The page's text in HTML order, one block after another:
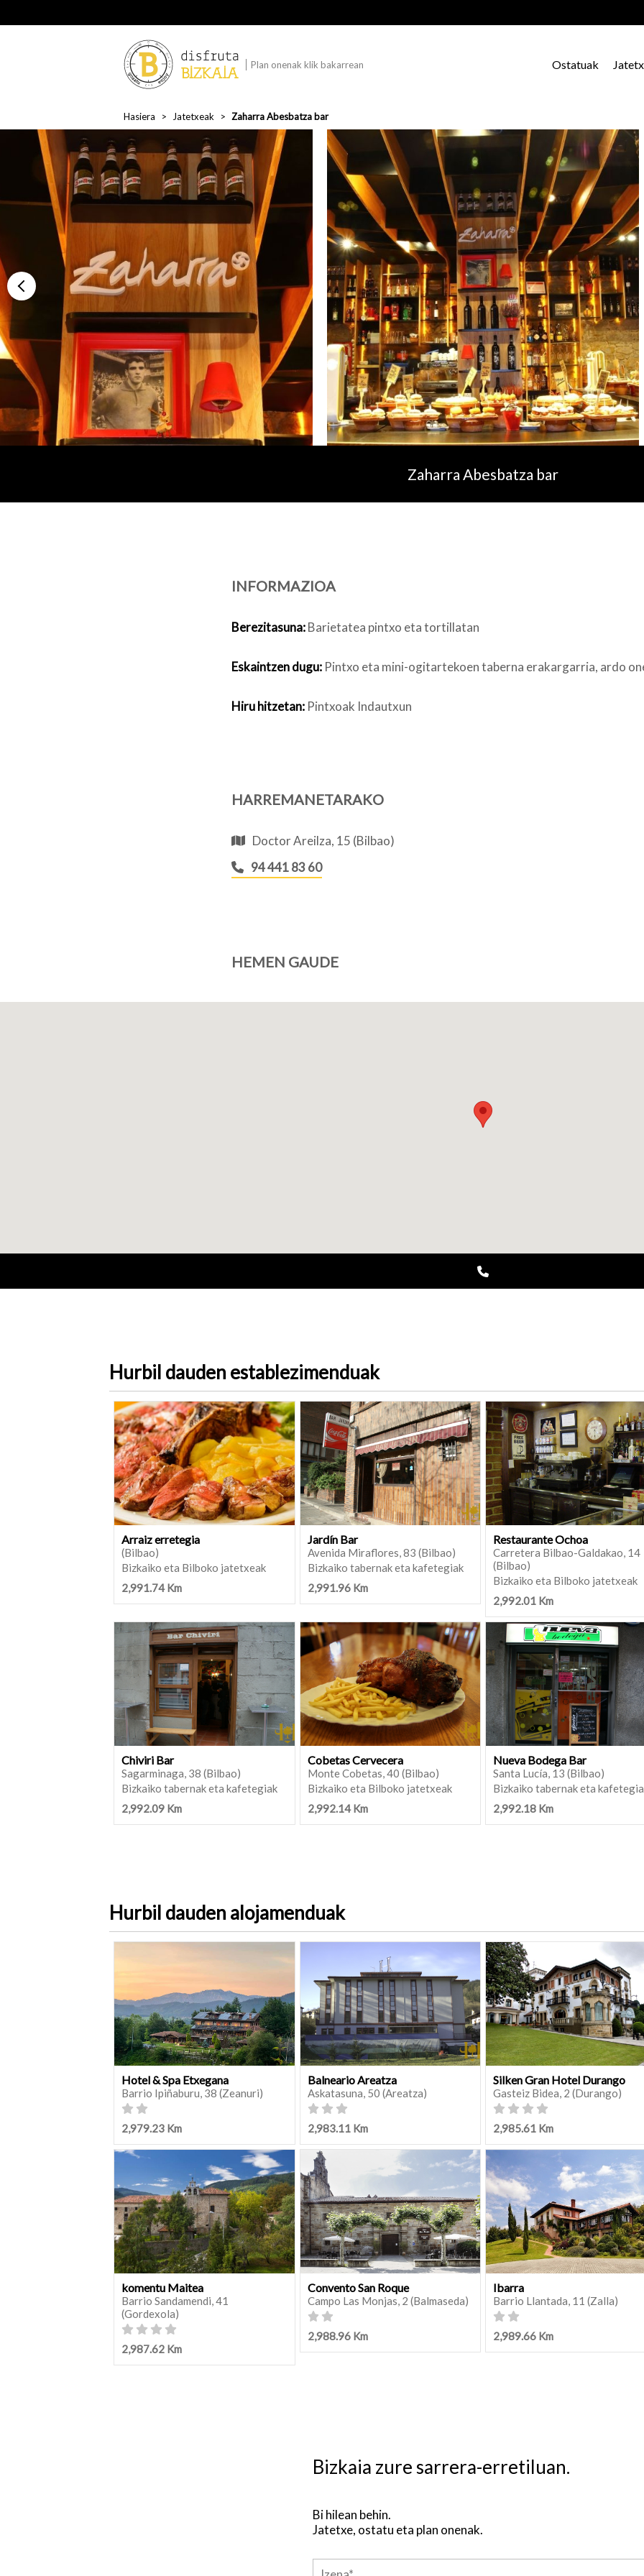
Plan onenak klik bakarrean Ostatuak
Hasiera Jatetxeak Zaharra Abesbatza bar
Zaharra Abesbatza bar
INFORMAZIOA
Berezitasuna:Barietatea pintxo eta tortillatan
Eskaintzen dugu: Pintxo eta mini-ogitartekoen taberna erakargarria, ardo
Hiru hitzetan: Pintxoak Indautxun
HARREMANETARAKO
Doctor Areilza, 15 (Bilbao)
94 441 83 60
HEMEN GAUDE
Hurbil dauden establezimenduak
Arraiz erretegia
(Bilbao)
Bizkaiko eta Bilboko jatetxeak
2,991.74 Km
Jardín Bar
Avenida Miraflores, 83 (Bilbao)
Bizkaiko tabernak eta kafetegiak
2,991.96 Km
Restaurante Ochoa
Carretera Bilbao-Galdakao, 14
(Bilbao)
Bizkaiko eta Bilboko jatetxeak
2,992.01 Km
Chiviri Bar
Sagarminaga, 38 (Bilbao)
Bizkaiko tabernak eta kafetegiak
2,992.09 Km
Cobetas Cervecera
Monte Cobetas, 40 (Bilbao)
Bizkaiko eta Bilboko jatetxeak
2,992.14 Km
Nueva Bodega Bar
Santa Lucía, 13 (Bilbao)
Bizkaiko tabernak eta
2,992.18 Km
Hurbil dauden alojamenduak
Hotel & Spa Etxegana
Barrio Ipiñaburu, 38 (Zeanuri)
2,979.23 Km
Balneario Areatza
Askatasuna, 50 (Areatza)
2,983.11 Km
Silken Gran Hotel Durango
Gasteiz Bidea, 2 (Durango)
2,985.61 Km
komentu Maitea
Barrio Sandamendi, 41
(Gordexola)
2,987.62 Km
Convento San Roque
Campo Las Monjas, 2 (Balmaseda)
2,988.96 Km
Ibarra
Barrio Llantada, 11 (Zalla)
2,989.66 Km
Bizkaia zure sarrera-erretiluan.
Bi hilean behin.
Jatetxe, ostatu eta plan onenak.